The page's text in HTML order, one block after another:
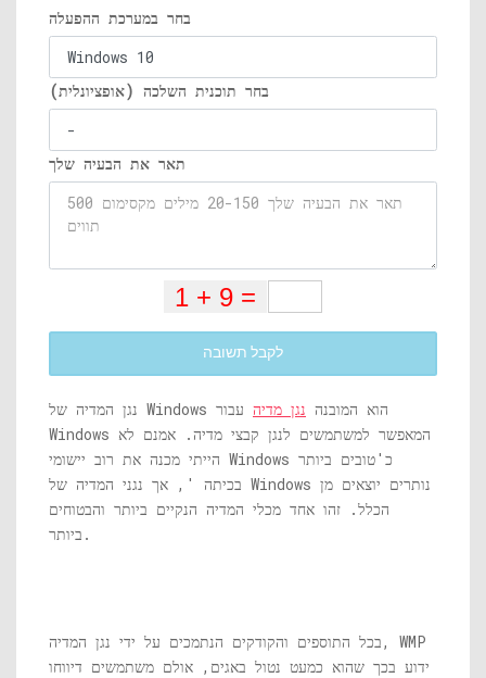
בחר במערכת ההפעלה
בחר תוכנית השלכה (אופציונלית)
תאר את הבעיה שלך
לקבל תשובה
נגן המדיה של Windows הוא המובנה נגן מדיה עבור
Windows המאפשר למשתמשים לנגן קבצי מדיה. אמנם לא
הייתי מכנה את רוב יישומי Windows כ'טובים ביותר
בכיתה ', אך נגני המדיה של Windows נותרים יוצאים מן
הכלל. זהו אחד מכלי המדיה הנקיים ביותר והבטוחים
ביותר.
בכל התוספים והקודקים הנתמכים על ידי נגן המדיה, WMP
ידוע בכך שהוא כמעט נטול באגים, אולם משתמשים דיווחו